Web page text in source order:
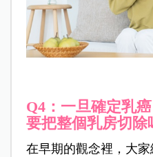
Q4：一旦確定乳
要把整個乳房切除
在早期的觀念裡，大